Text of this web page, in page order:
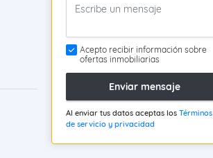
Acepto recibir información sobre
ofertas inmobiliarias
Enviar mensaje
Al enviar tus datos aceptas los Términos
de servicio y privacidad